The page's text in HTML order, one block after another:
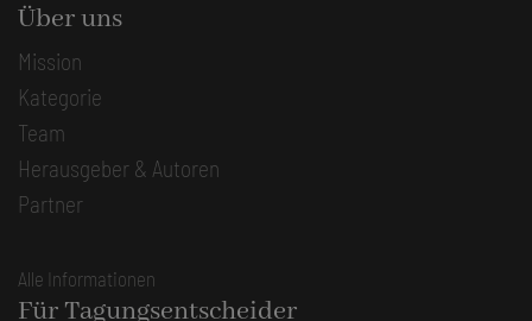
Über uns
Mission
Kategorie
Team
Herausgeber & Autoren
Partner
Alle Informationen
Für Tagungsentscheider